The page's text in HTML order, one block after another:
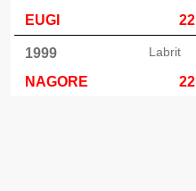
EUGI
22
1999
NAGORE
22
Labrit